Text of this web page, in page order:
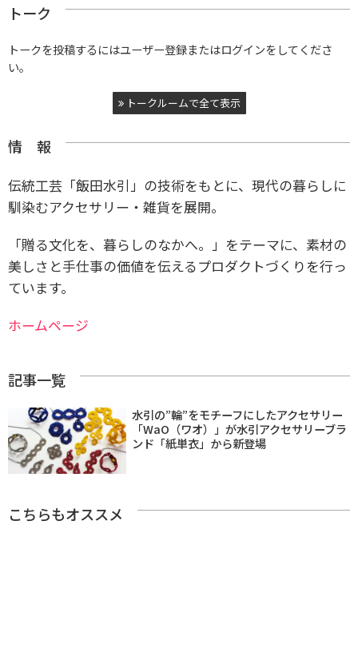
トーク
トークを投稿するにはユーザー登録またはログインをしてくださ
い。
トークルームで全て表示
情 報
伝統工芸「飯田水引」の技術をもとに、現代の暮らしに
馴染むアクセサリー・雑貨を展開。
「贈る文化を、暮らしのなかへ。」をテーマに、素材の
美しさと手仕事の価値を伝えるプロダクトづくりを行っ
ています。
ホームページ
記事一覧
水引の”輪”をモチーフにしたアクセサリー
「WaO（ワオ）」が水引アクセサリーブラ
ンド「紙単衣」から新登場
こちらもオススメ